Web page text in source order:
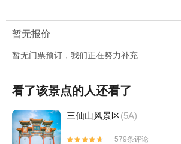
暂无报价
暂无门票预订，我们正在努力补充
看了该景点的人还看了
三仙山风景区(5A)


579条评论